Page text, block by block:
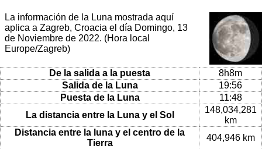
La información de la Luna mostrada aquí
aplica a Zagreb, Croacia el día Domingo, 13
de Noviembre de 2022. (Hora local
Europe/Zagreb)
De la salida a la puesta
8h8m
Salida de la Luna
19:56
Puesta de la Luna
11:48
La distancia entre la Luna y el Sol
148,034,281
km
Distancia entre la luna y el centro de la
Tierra
404,946 km